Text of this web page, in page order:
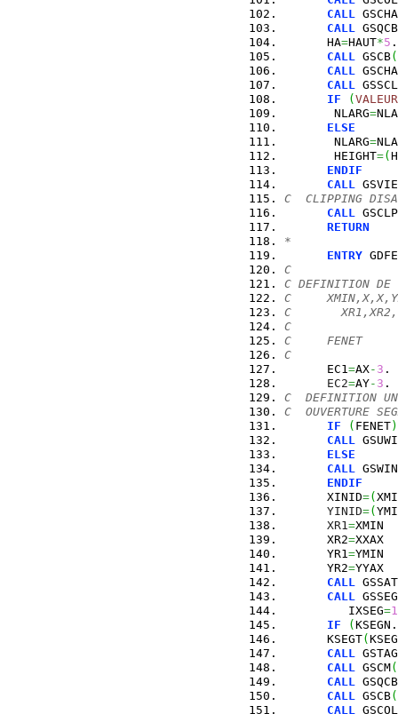
CALL
CALL
GSQCB
      HA
=HAUT*5 .
CALL
GSCB(
CALL
CALL
IF
(VALEUR
       NLARG
=
ELSE
       NLARG
=
       HEIGHT
=(
ENDIF
CALL
C  CLIPPING
CALL
GSCLP
RETURN
*
ENTRY
C
C DEFINITION DE
C
C
C
C     FENET
C
      EC1
=AX- 3 .
EC2=AY- 3 .
C  DEFINITION
C  OUVERTURE
IF
( FENET)
CALL
ELSE
CALL
GSWIN
ENDIF
      XINID
=(
YINID=(
XR1 =XMIN
      XR2
=XXAX
      YR1
=YMIN
      YR2
=YYAX
CALL
CALL
GSSEG
         IXSEG
=1
IF
(KSEGN.
      KSEGT
(
CALL
GSTAG
CALL
GSCM(
CALL
GSQCB
CALL
GSCB(
CALL
GSCOL